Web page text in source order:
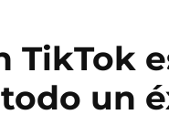
TikTok
un